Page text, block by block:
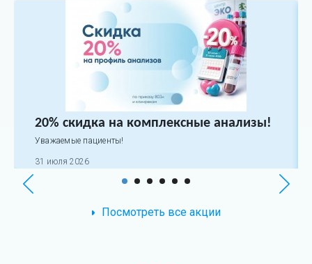
20% скидка на комплексные анализы!
Уважаемые пациенты!
31 июля 2026
Посмотреть все акции